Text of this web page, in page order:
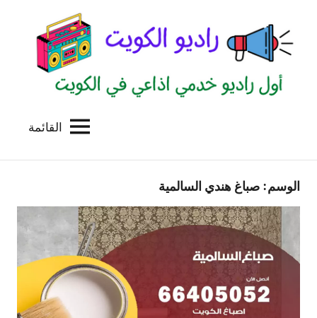
المحتوى
الكويت
للاعلانات
بالكويت
القائمة
الوسم: صباغ هندي السالمية